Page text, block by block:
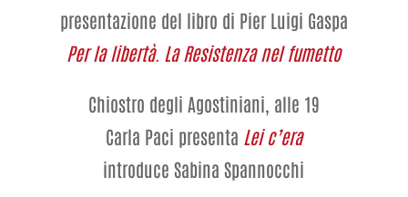
presentazione del libro di Pier Luigi Gaspa
Per la libertà. La Resistenza nel fumetto
Chiostro degli Agostiniani, alle 19
Carla Paci presenta Lei c’era
introduce Sabina Spannocchi